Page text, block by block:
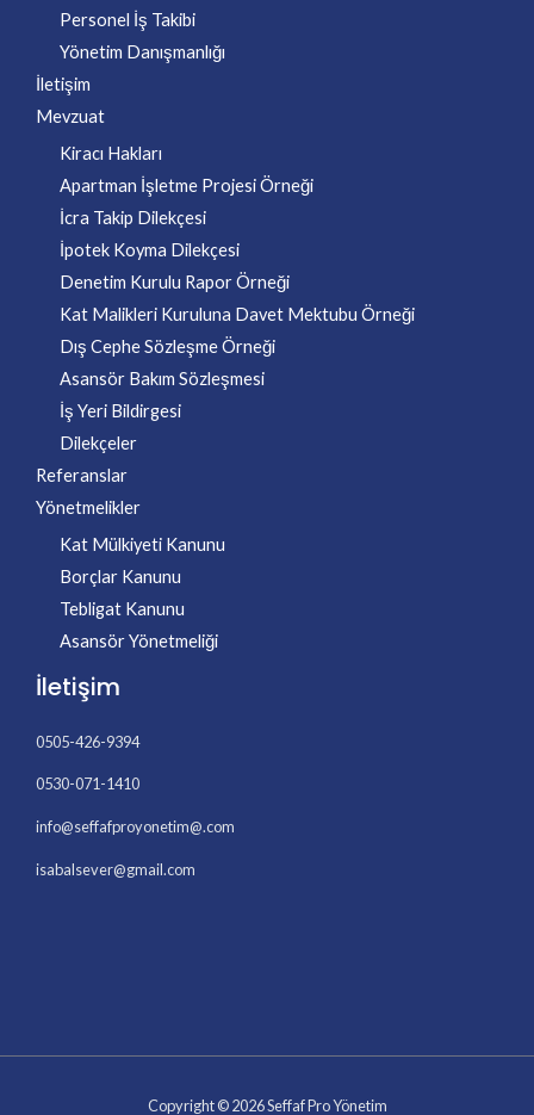
Personel İş Takibi
Yönetim Danışmanlığı
İletişim
Mevzuat
Kiracı Hakları
Apartman İşletme Projesi Örneği
İcra Takip Dilekçesi
İpotek Koyma Dilekçesi
Denetim Kurulu Rapor Örneği
Kat Malikleri Kuruluna Davet Mektubu Örneği
Dış Cephe Sözleşme Örneği
Asansör Bakım Sözleşmesi
İş Yeri Bildirgesi
Dilekçeler
Referanslar
Yönetmelikler
Kat Mülkiyeti Kanunu
Borçlar Kanunu
Tebligat Kanunu
Asansör Yönetmeliği
İletişim
0505-426-9394
0530-071-1410
info@seffafproyonetim@.com
isabalsever@gmail.com
Copyright © 2026 Seffaf Pro Yönetim